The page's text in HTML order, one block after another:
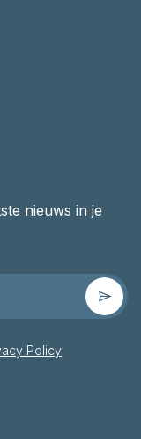
nieuws in je
Policy